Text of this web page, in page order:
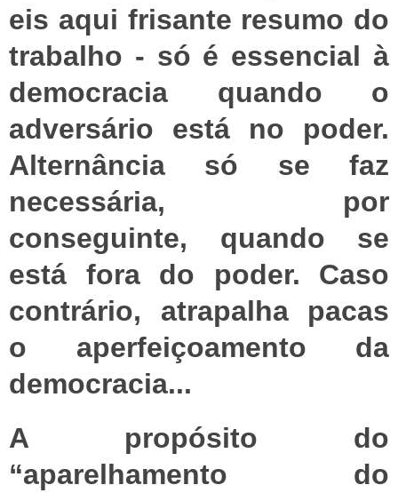
eis aqui frisante resumo do
trabalho - só é essencial à
democracia quando o
adversário está no poder.
Alternância só se faz
necessária, por
conseguinte, quando se
está fora do poder. Caso
contrário, atrapalha pacas
o aperfeiçoamento da
democracia...
A propósito do
“aparelhamento do